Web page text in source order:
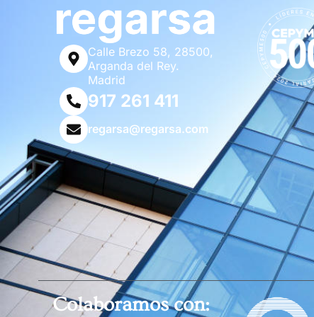
Calle Brezo 58, 28500,
Arganda del Rey.
Madrid
917 261 411
regarsa@regarsa.com
Colaboramos con: